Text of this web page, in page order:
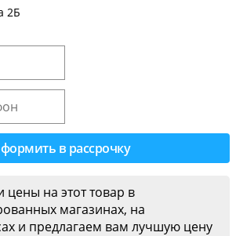
2Б
на этот товар в
магазинах, на
и предлагаем вам лучшую цену